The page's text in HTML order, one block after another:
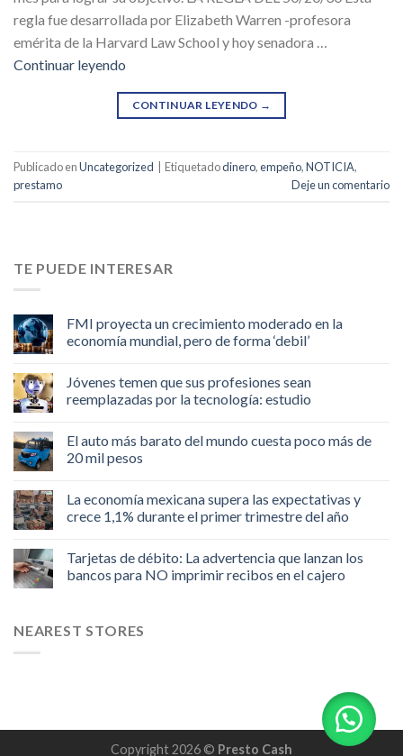
regla fue desarrollada por Elizabeth Warren -profesora
emérita de la Harvard Law School y hoy senadora …
Continuar leyendo
CONTINUAR LEYENDO →
Publicado enUncategorized Etiquetadodinero,empeño,NOTICIA,
prestamo
Deje un comentario
TE PUEDE INTERESAR
FMI proyecta un crecimiento moderado en la
economía mundial, pero de forma ‘debil’
Jóvenes temen que sus profesiones sean
reemplazadas por la tecnología: estudio
El auto más barato del mundo cuesta poco más de
20 mil pesos
La economía mexicana supera las expectativas y
crece 1,1% durante el primer trimestre del año
Tarjetas de débito: La advertencia que lanzan los
bancos para NO imprimir recibos en el cajero
NEAREST STORES
Copyright 2026 © Presto Cash